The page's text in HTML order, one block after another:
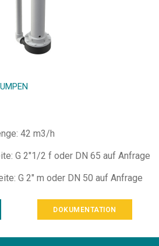
42 m3/h
G 2″1/2 f oder DN 65 auf Anfrage
G 2″ m oder DN 50 auf Anfrage
DOKUMENTATION